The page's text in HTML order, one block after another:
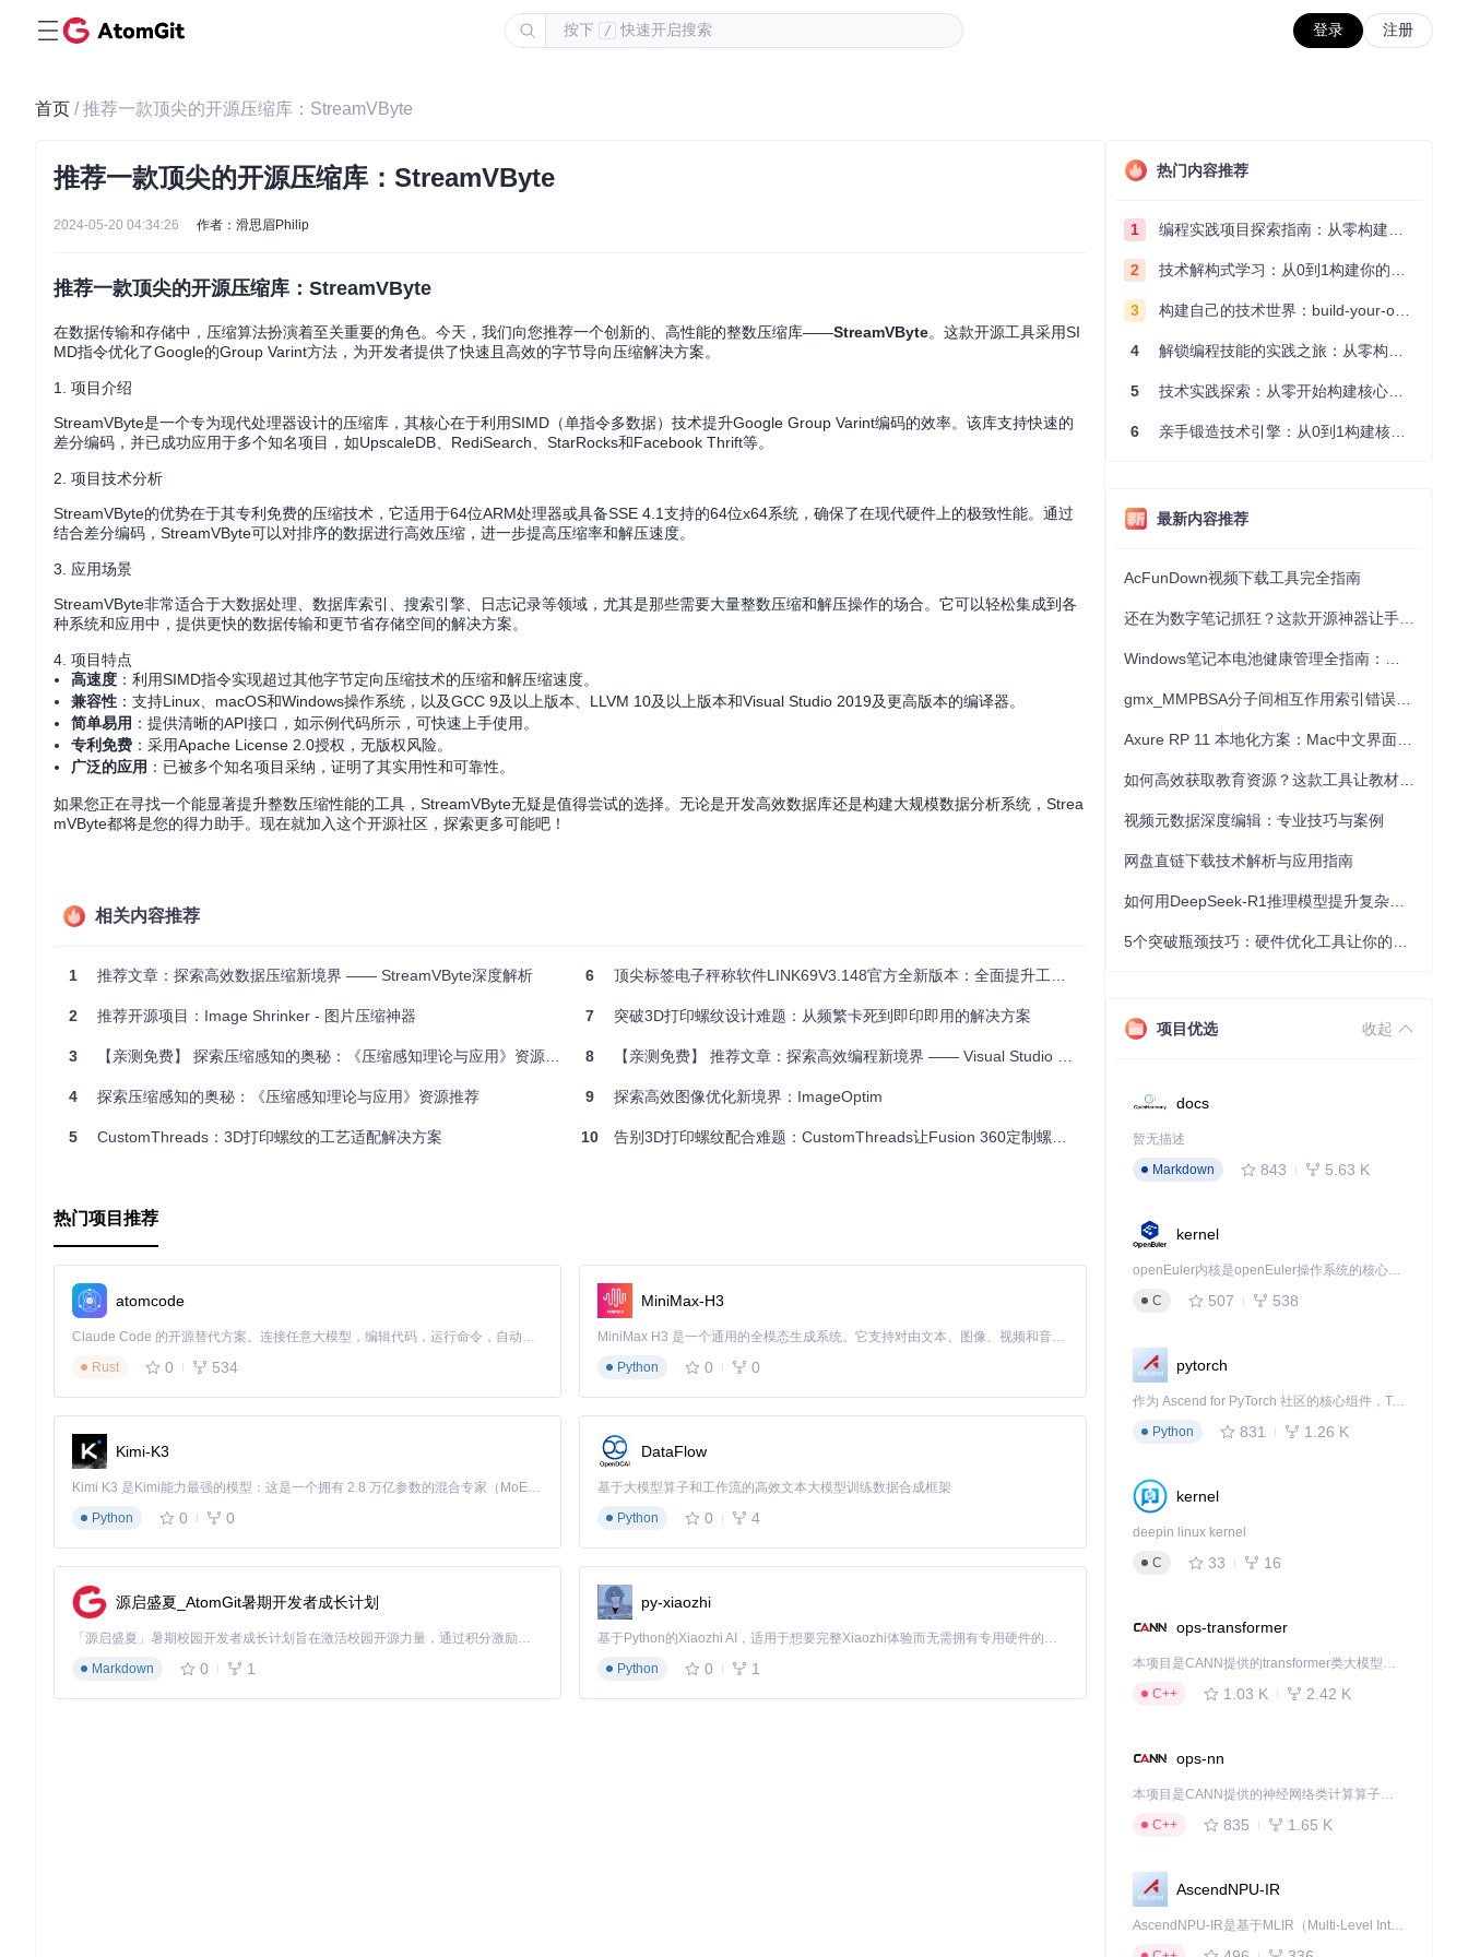
按下 / 快速开启搜索 登录 注册
首页 / 推荐一款顶尖的开源压缩库：StreamVByte
推荐一款顶尖的开源压缩库：StreamVByte
2024-05-20 04:34:26 作者：滑思眉Philip
推荐一款顶尖的开源压缩库：StreamVByte
在数据传输和存储中，压缩算法扮演着至关重要的角色。今天，我们向您推荐一个创新的、高性能的整数压缩库——StreamVByte。这款开源工具采用SI
MD指令优化了Google的Group Varint方法，为开发者提供了快速且高效的字节导向压缩解决方案。
1. 项目介绍
StreamVByte是一个专为现代处理器设计的压缩库，其核心在于利用SIMD（单指令多数据）技术提升Google Group Varint编码的效率。该库支持快速的
差分编码，并已成功应用于多个知名项目，如UpscaleDB、RediSearch、StarRocks和Facebook Thrift等。
2. 项目技术分析
StreamVByte的优势在于其专利免费的压缩技术，它适用于64位ARM处理器或具备SSE 4.1支持的64位x64系统，确保了在现代硬件上的极致性能。通过
结合差分编码，StreamVByte可以对排序的数据进行高效压缩，进一步提高压缩率和解压速度。
3. 应用场景
StreamVByte非常适合于大数据处理、数据库索引、搜索引擎、日志记录等领域，尤其是那些需要大量整数压缩和解压操作的场合。它可以轻松集成到各
种系统和应用中，提供更快的数据传输和更节省存储空间的解决方案。
4. 项目特点
高速度 ：利用SIMD指令实现超过其他字节定向压缩技术的压缩和解压缩速度。
兼容性 ：支持Linux、macOS和Windows操作系统，以及GCC 9及以上版本、LLVM 10及以上版本和Visual Studio 2019及更高版本的编译器。
简单易用 ：提供清晰的API接口，如示例代码所示，可快速上手使用。
专利免费 ：采用Apache License 2.0授权，无版权风险。
广泛的应用 ：已被多个知名项目采纳，证明了其实用性和可靠性。
如果您正在寻找一个能显著提升整数压缩性能的工具，StreamVByte无疑是值得尝试的选择。无论是开发高效数据库还是构建大规模数据分析系统，Strea
mVByte都将是您的得力助手。现在就加入这个开源社区，探索更多可能吧！
相关内容推荐
1 推荐文章：探索高效数据压缩新境界 —— StreamVByte深度解析
2 推荐开源项目：Image Shrinker - 图片压缩神器
3 【亲测免费】 探索压缩感知的奥秘：《压缩感知理论与应用》资源推荐
4 探索压缩感知的奥秘：《压缩感知理论与应用》资源推荐
5 CustomThreads：3D打印螺纹的工艺适配解决方案
6 顶尖标签电子秤称软件LINK69V3.148官方全新版本：全面提升工作效率的利器
7 突破3D打印螺纹设计难题：从频繁卡死到即印即用的解决方案
8 【亲测免费】 推荐文章：探索高效编程新境界 —— Visual Studio 2019 专业版 16.8.0 开源之旅
9 探索高效图像优化新境界：ImageOptim
10 告别3D打印螺纹配合难题：CustomThreads让Fusion 360定制螺纹变简单
热门项目推荐
atomcode
Claude Code 的开源替代方案。连接任意大模型，编辑代码，运行命令，自动验证 — 全自动执行。用 Rust 构建，极致性能。 ｜ An open-source alternative to Claude Code. Connect any LLM, edit code, run commands, and verify changes — autonomously. Built in Rust for speed. Get Started
Rust
0 534
MiniMax-H3
MiniMax H3 是一个通用的全模态生成系统。它支持对由文本、图像、视频和音频组成的多模态上下文进行统一理解，并能生成分辨率高达 2K、时长可达 15 秒的带原生立体声音频的视频。得益于面向任务泛化的系统设计，H3 在预训练阶段就已具备广泛的多模态上下文理解与生成能力，能够出色地执行复杂的多模态指令。
Python
0 0
Kimi-K3
Kimi K3 是Kimi能力最强的模型：这是一个拥有 2.8 万亿参数的混合专家（MoE）模型，具备原生视觉理解能力，并支持 100 万 token 的上下文窗口。
Python
0 0
DataFlow
基于大模型算子和工作流的高效文本大模型训练数据合成框架
Python
0 4
源启盛夏_AtomGit暑期开发者成长计划
「源启盛夏」暑期校园开发者成长计划旨在激活校园开源力量，通过积分激励、认证扶持、资源倾斜等形式，引导高校组织和开发者完成「入驻 — 建项目 — 做贡献 — 获认证 — 得资源」的完整闭环。无论你是想带领社团入驻平台的组织者，还是希望用代码贡献证明自己的开发者，都能在这里找到属于你的成长路径。
Markdown
0 1
py-xiaozhi
基于Python的Xiaozhi AI，适用于想要完整Xiaozhi体验而无需拥有专用硬件的用户。
Python
0 1
热门内容推荐
1 编程实践项目探索指南：从零构建技术能力体系
2 技术解构式学习：从0到1构建你的编程知识体系
3 构建自己的技术世界：build-your-own-x项目的实践探索指南
4 解锁编程技能的实践之旅：从零构建你的技术世界
5 技术实践探索：从零开始构建核心系统的实践指南
6 亲手锻造技术引擎：从0到1构建核心系统的实践指南
最新内容推荐
AcFunDown视频下载工具完全指南
视频元数据深度编辑：专业技巧与案例
网盘直链下载技术解析与应用指南
项目优选 收起
docs
暂无描述
Markdown
843 5.63 K
kernel
openEuler内核是openEuler操作系统的核心，既是系统性能与稳定性的基石，也是连接处理器、设备与服务的桥梁。
C
507 538
pytorch
作为 Ascend for PyTorch 社区的核心组件，TorchNPU 是昇腾专为 PyTorch 打造的深度学习适配插件，使 PyTorch 框架能够直接调用昇腾 NPU，为开发者提供昇腾 AI 处理器的超强算力。
Python
831 1.26 K
kernel
deepin linux kernel
C
33 16
ops-transformer
本项目是CANN提供的transformer类大模型算子库，实现网络在NPU上加速计算。
C++
1.03 K 2.42 K
ops-nn
本项目是CANN提供的神经网络类计算算子库，实现网络在NPU上加速计算。
C++
835 1.65 K
AscendNPU-IR
AscendNPU-IR是基于MLIR（Multi-Level Intermediate Representation）构建的，面向昇腾亲和算子编译时使用的中间表示，提供昇腾完备表达能力，通过编译优化提升昇腾AI处理器计算效率，支持通过生态框架使能昇腾AI处理器与深度调优